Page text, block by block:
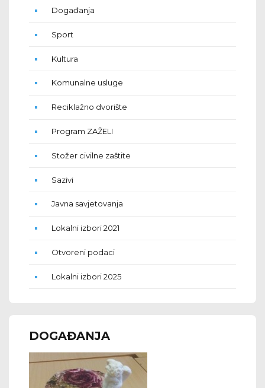
Događanja
Sport
Kultura
Komunalne usluge
Reciklažno dvorište
Program ZAŽELI
Stožer civilne zaštite
Sazivi
Javna savjetovanja
Lokalni izbori 2021
Otvoreni podaci
Lokalni izbori 2025
DOGAĐANJA